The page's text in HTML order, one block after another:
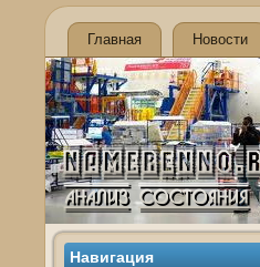
Главная Новости
Навигация